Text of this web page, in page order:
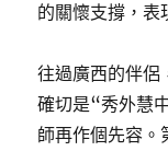
的關懷支撐，表
往過廣西的伴侶
確切是“秀外慧
師再作個先容。